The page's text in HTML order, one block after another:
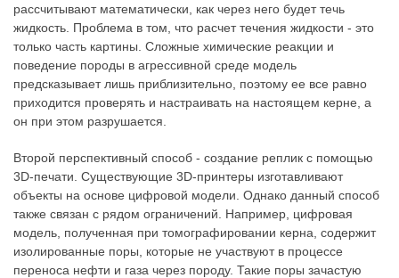
рассчитывают математически, как через него будет течь
жидкость. Проблема в том, что расчет течения жидкости - это
только часть картины. Сложные химические реакции и
поведение породы в агрессивной среде модель
предсказывает лишь приблизительно, поэтому ее все равно
приходится проверять и настраивать на настоящем керне, а
он при этом разрушается.
Второй перспективный способ - создание реплик с помощью
3D-печати. Существующие 3D-принтеры изготавливают
объекты на основе цифровой модели. Однако данный способ
также связан с рядом ограничений. Например, цифровая
модель, полученная при томографировании керна, содержит
изолированные поры, которые не участвуют в процессе
переноса нефти и газа через породу. Такие поры зачастую